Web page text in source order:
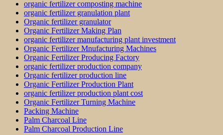
organic fertilizer composting machine
organic fertilizer granulation plant
Organic fertilizer granulator
Organic Fertilizer Making Plan
organic fertilizer manufacturing plant investment
Organic Fertilizer Mnufacturing Machines
Organic Fertilizer Producing Factory
organic fertilizer production company
Organic fertilizer production line
Organic Fertilizer Production Plant
organic fertilizer production plant cost
Organic Fertilizer Turning Machine
Packing Machine
Palm Charcoal Line
Palm Charcoal Production Line